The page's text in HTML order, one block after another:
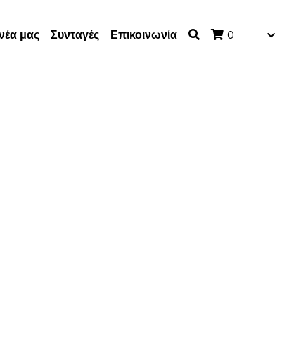
μας Συνταγές Επικοινωνία 0